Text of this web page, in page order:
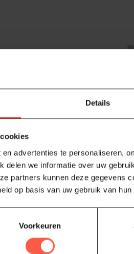
Details
advertenties te personaliseren,
delen we informatie over uw
partners kunnen deze gegevens
op basis van uw gebruik van
Voorkeuren
met de Forged BBQ
voor het grillen van h...
v...
44,95
Niet